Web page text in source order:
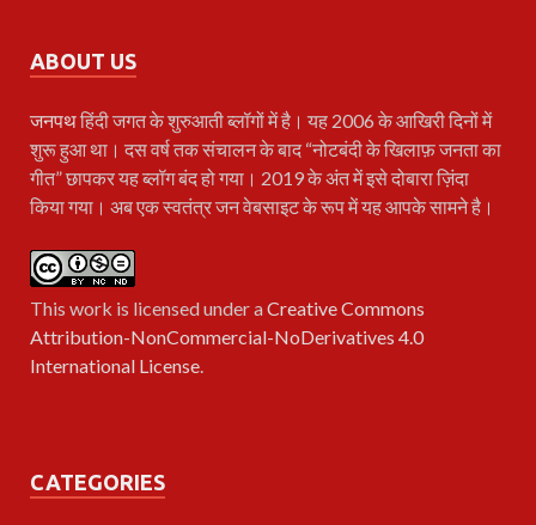
ABOUT US
जनपथहिंदी जगत के शुरुआती ब्लॉगों में है। यह 2006 के आखिरी दिनों में
शुरू हुआ था। दस वर्ष तक संचालन के बाद “नोटबंदी के खिलाफ़ जनता का
गीत” छापकर यह ब्लॉग बंद हो गया। 2019 के अंत में इसे दोबारा ज़िंदा
किया गया। अब एक स्वतंत्र जन वेबसाइट के रूप में यह आपके सामने है।
This work is licensed under aCreative Commons
Attribution-NonCommercial-NoDerivatives 4.0
International License.
CATEGORIES